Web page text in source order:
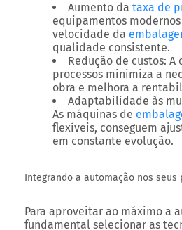
Aumento da taxa de
equipamentos
velocidade da
qualidade consistente.
Redução de custos: A
processos minimiza a
obra e melhora a
Adaptabilidade às
As máquinas de
flexíveis, conseguem
em constante evolução.
Integrando a automação nos seus
Para aproveitar ao máximo a
fundamental selecionar as